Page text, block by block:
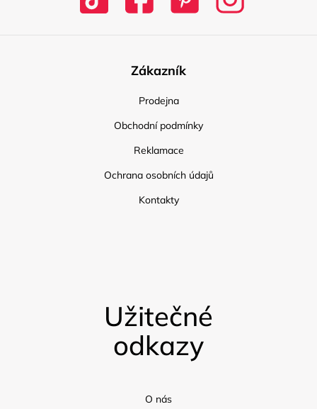
Zákazník
Prodejna
Obchodní podmínky
Reklamace
Ochrana osobních údajů
Kontakty
Užitečné
odkazy
O nás